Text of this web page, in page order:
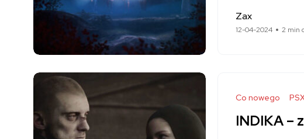
Zax
12-04-2024 2 min
Co nowego
INDIKA –